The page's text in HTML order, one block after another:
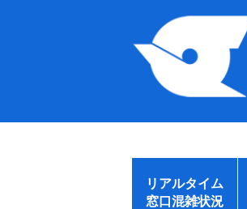
リアルタイム
窓口混雑状況